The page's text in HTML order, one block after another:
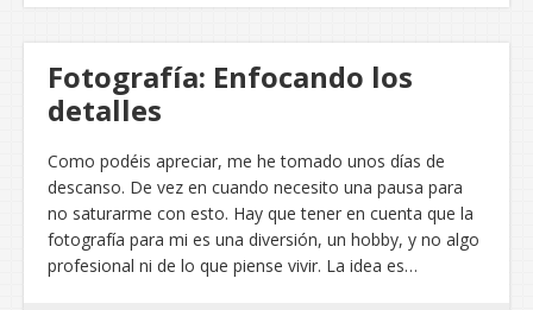
Fotografía: Enfocando los
detalles
Como podéis apreciar, me he tomado unos días de
descanso. De vez en cuando necesito una pausa para
no saturarme con esto. Hay que tener en cuenta que la
fotografía para mi es una diversión, un hobby, y no algo
profesional ni de lo que piense vivir. La idea es…